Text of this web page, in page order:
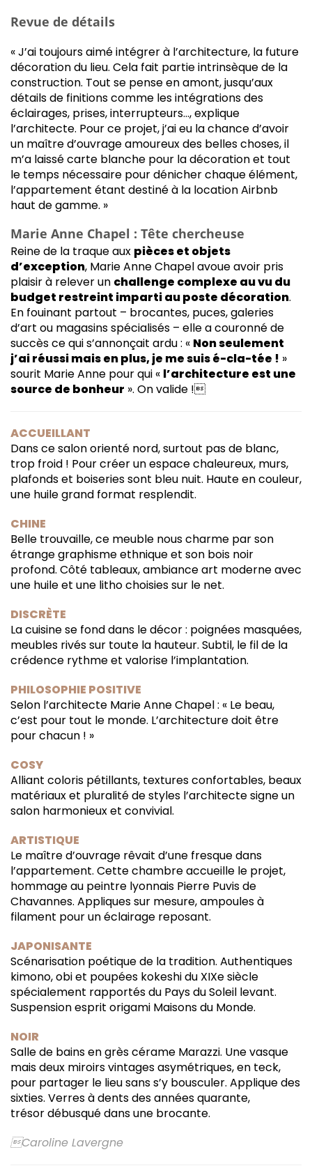
Revue de détails
« J’ai toujours aimé intégrer à l’architecture, la future
décoration du lieu. Cela fait partie intrinsèque de la
construction. Tout se pense en amont, jusqu’aux
détails de finitions comme les intégrations des
éclairages, prises, interrupteurs…, explique
l’architecte. Pour ce projet, j’ai eu la chance d’avoir
un maître d’ouvrage amoureux des belles choses, il
m’a laissé carte blanche pour la décoration et tout
le temps nécessaire pour dénicher chaque élément,
l’appartement étant destiné à la location Airbnb
haut de gamme. »
Marie Anne Chapel : Tête chercheuse
Reine de la traque aux pièces et objets
d’exception, Marie Anne Chapel avoue avoir pris
plaisir à relever un challenge complexe au vu du
budget restreint imparti au poste décoration.
En fouinant partout – brocantes, puces, galeries
d’art ou magasins spécialisés – elle a couronné de
succès ce qui s’annonçait ardu : « Non seulement
j’ai réussi mais en plus, je me suis é-cla-tée ! »
sourit Marie Anne pour qui « l’architecture est une
source de bonheur ». On valide !
ACCUEILLANT
Dans ce salon orienté nord, surtout pas de blanc,
trop froid ! Pour créer un espace chaleureux, murs,
plafonds et boiseries sont bleu nuit. Haute en couleur,
une huile grand format resplendit.
CHINE
Belle trouvaille, ce meuble nous charme par son
étrange graphisme ethnique et son bois noir
profond. Côté tableaux, ambiance art moderne avec
une huile et une litho choisies sur le net.
DISCRÈTE
La cuisine se fond dans le décor : poignées masquées,
meubles rivés sur toute la hauteur. Subtil, le fil de la
crédence rythme et valorise l’implantation.
PHILOSOPHIE POSITIVE
Selon l’architecte Marie Anne Chapel : « Le beau,
c’est pour tout le monde. L’architecture doit être
pour chacun ! »
COSY
Alliant coloris pétillants, textures confortables, beaux
matériaux et pluralité de styles l’architecte signe un
salon harmonieux et convivial.
ARTISTIQUE
Le maître d’ouvrage rêvait d’une fresque dans
l’appartement. Cette chambre accueille le projet,
hommage au peintre lyonnais Pierre Puvis de
Chavannes. Appliques sur mesure, ampoules à
filament pour un éclairage reposant.
JAPONISANTE
Scénarisation poétique de la tradition. Authentiques
kimono, obi et poupées kokeshi du XIXe siècle
spécialement rapportés du Pays du Soleil levant.
Suspension esprit origami Maisons du Monde.
NOIR
Salle de bains en grès cérame Marazzi. Une vasque
mais deux miroirs vintages asymétriques, en teck,
pour partager le lieu sans s’y bousculer. Applique des
sixties. Verres à dents des années quarante,
trésor débusqué dans une brocante.
Caroline Lavergne